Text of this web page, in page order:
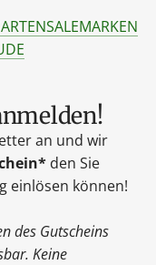
SALEMARKEN
DE
an und wir
den Sie
einlösen können!
des Gutscheins
Keine